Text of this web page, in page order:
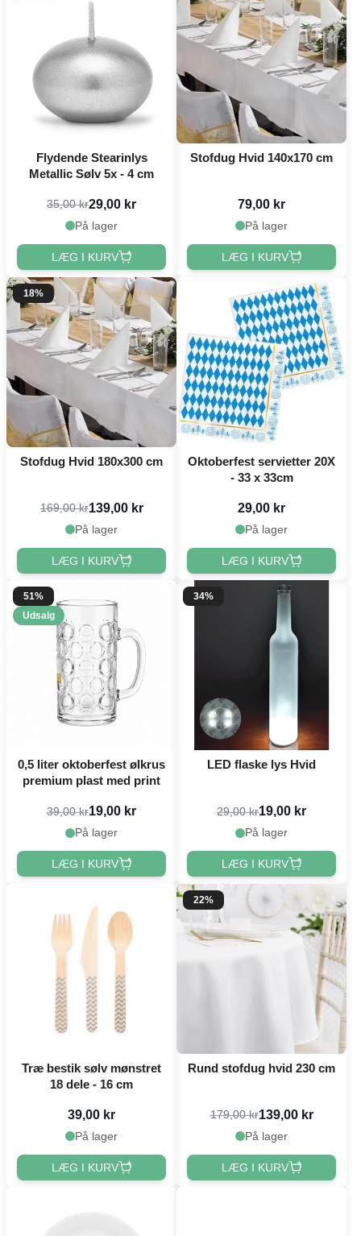
Flydende Stearinlys
Metallic Sølv 5x - 4 cm
35,00 kr29,00 kr
På lager
LÆG I KURV
Stofdug Hvid 140x170 cm
79,00 kr
På lager
LÆG I KURV
18%
Stofdug Hvid 180x300 cm
169,00 kr139,00 kr
På lager
LÆG I KURV
Oktoberfest servietter 20X
- 33 x 33cm
29,00 kr
På lager
LÆG I KURV
51%
Udsalg
0,5 liter oktoberfest ølkrus
premium plast med print
39,00 kr19,00 kr
På lager
LÆG I KURV
34%
LED flaske lys Hvid
29,00 kr19,00 kr
På lager
LÆG I KURV
Træ bestik sølv mønstret
18 dele - 16 cm
39,00 kr
På lager
LÆG I KURV
22%
Rund stofdug hvid 230 cm
179,00 kr139,00 kr
På lager
LÆG I KURV